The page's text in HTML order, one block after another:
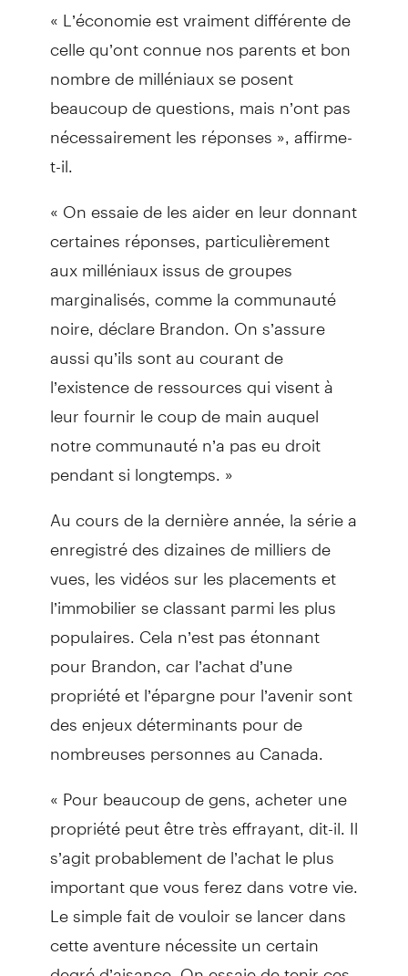
« L’économie est vraiment différente de
celle qu’ont connue nos parents et bon
nombre de milléniaux se posent
beaucoup de questions, mais n’ont pas
nécessairement les réponses », affirme-
t-il.
« On essaie de les aider en leur donnant
certaines réponses, particulièrement
aux milléniaux issus de groupes
marginalisés, comme la communauté
noire, déclare Brandon. On s’assure
aussi qu’ils sont au courant de
l’existence de ressources qui visent à
leur fournir le coup de main auquel
notre communauté n’a pas eu droit
pendant si longtemps. »
Au cours de la dernière année, la série a
enregistré des dizaines de milliers de
vues, les vidéos sur les placements et
l’immobilier se classant parmi les plus
populaires. Cela n’est pas étonnant
pour Brandon, car l’achat d’une
propriété et l’épargne pour l’avenir sont
des enjeux déterminants pour de
nombreuses personnes au Canada.
« Pour beaucoup de gens, acheter une
propriété peut être très effrayant, dit-il. Il
s’agit probablement de l’achat le plus
important que vous ferez dans votre vie.
Le simple fait de vouloir se lancer dans
cette aventure nécessite un certain
degré d’aisance. On essaie de tenir ces